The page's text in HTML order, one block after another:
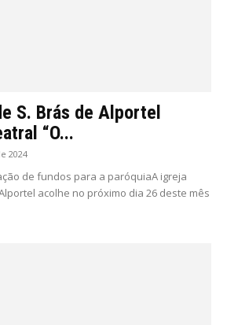
S. Brás de Alportel
“O...
2024
de fundos para a paróquiaA igreja
acolhe no próximo dia 26 deste mês